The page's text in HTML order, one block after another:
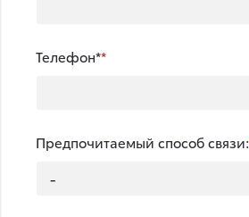
Телефон*
Предпочитаемый способ связи: